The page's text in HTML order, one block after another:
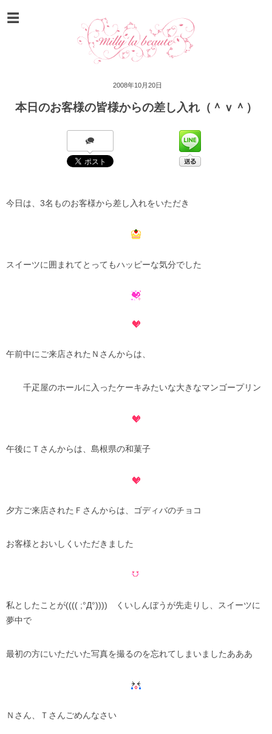
2008年10月20日
本日のお客様の皆様からの差し入れ（＾ｖ＾）
今日は、3名ものお客様から差し入れをいただき
スイーツに囲まれてとってもハッピーな気分でした
午前中にご来店されたＮさんからは、
千疋屋のホールに入ったケーキみたいな大きなマンゴープリン
午後にＴさんからは、島根県の和菓子
夕方ご来店されたＦさんからは、ゴディバのチョコ
お客様とおいしくいただきました
私としたことが(((( ;°Д°)))) くいしんぼうが先走りし、スイーツに
夢中で
最初の方にいただいた写真を撮るのを忘れてしまいましたあああ
Ｎさん、Ｔさんごめんなさい